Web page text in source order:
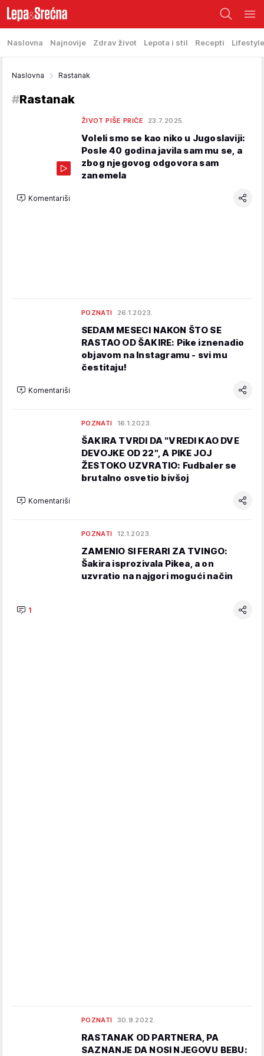
Naslovna Najnovije Zdrav život Lepota i stil Recepti Lifestyle
Naslovna Rastanak
#Rastanak
ŽIVOT PIŠE PRIČE 23.7.2025.
Voleli smo se kao niko u Jugoslaviji:
Posle 40 godina javila sam mu se, a
zbog njegovog odgovora sam
zanemela
Komentariši
POZNATI 26.1.2023.
SEDAM MESECI NAKON ŠTO SE
RASTAO OD ŠAKIRE: Pike iznenadio
objavom na Instagramu - svi mu
čestitaju!
Komentariši
POZNATI 16.1.2023.
ŠAKIRA TVRDI DA "VREDI KAO DVE
DEVOJKE OD 22", A PIKE JOJ
ŽESTOKO UZVRATIO: Fudbaler se
brutalno osvetio bivšoj
Komentariši
POZNATI 12.1.2023.
ZAMENIO SI FERARI ZA TVINGO:
Šakira isprozivala Pikea, a on
uzvratio na najgori mogući način
1
POZNATI 30.9.2022.
RASTANAK OD PARTNERA, PA
SAZNANJE DA NOSI NJEGOVU BEBU: